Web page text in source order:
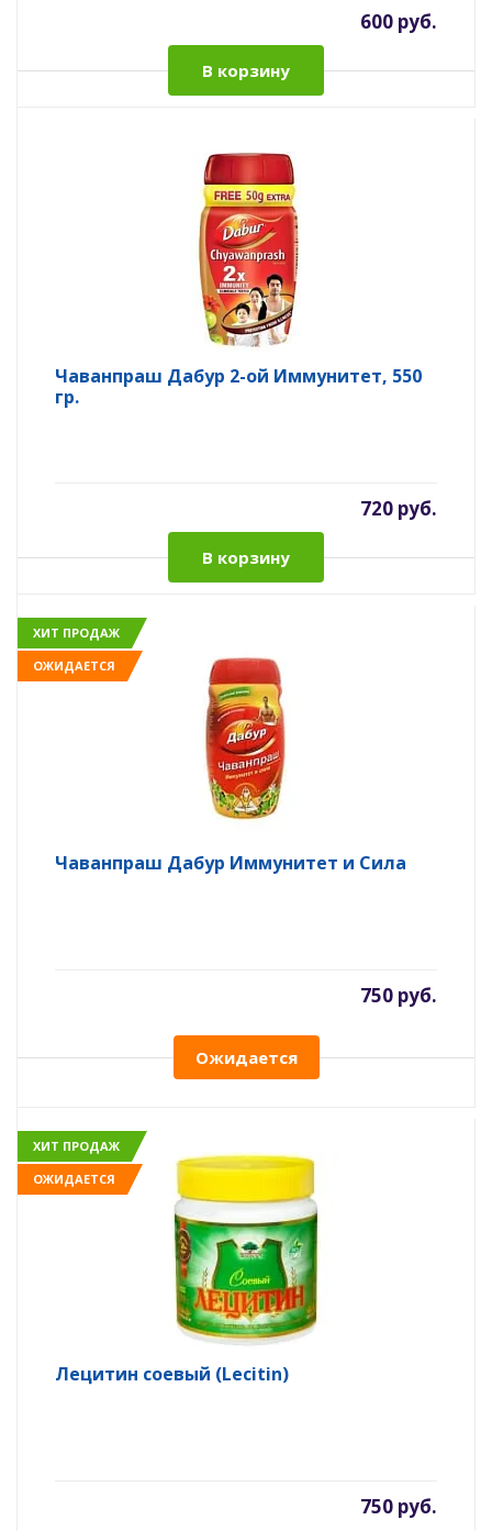
600 руб.
В корзину
Чаванпраш Дабур 2-ой Иммунитет, 550
гр.
720 руб.
В корзину
ХИТ ПРОДАЖ
ОЖИДАЕТСЯ
Чаванпраш Дабур Иммунитет и Сила
750 руб.
Ожидается
ХИТ ПРОДАЖ
ОЖИДАЕТСЯ
Лецитин соевый (Lecitin)
750 руб.